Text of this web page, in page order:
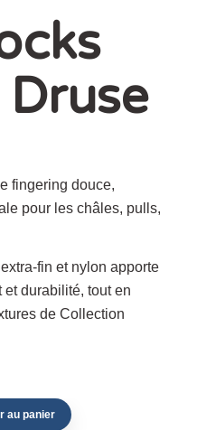
fingering douce,
pour les châles, pulls,
fin et nylon apporte
durabilité, tout en
de Collection
au panier